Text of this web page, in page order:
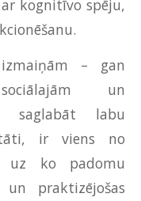
kognitīvo spēju,
– gan
un
saglabāt labu
ir viens no
uz ko padomu
un praktizējošas